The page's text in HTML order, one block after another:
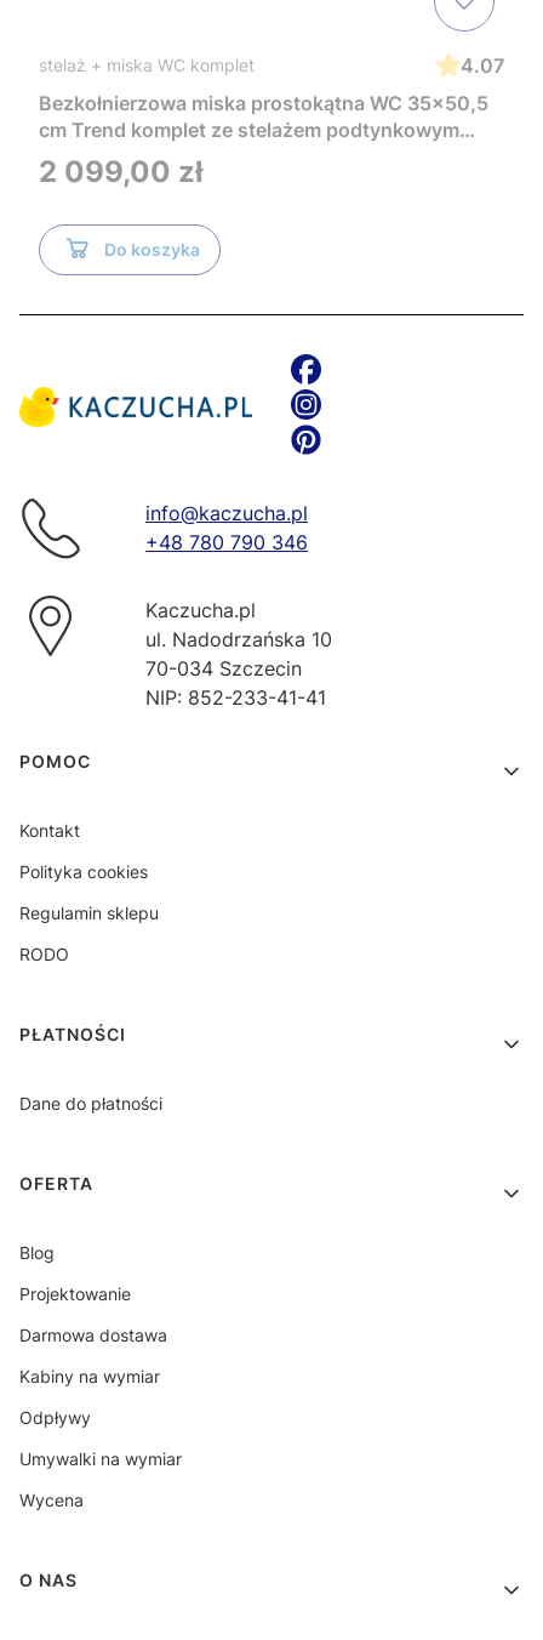
stelaż + miska WC komplet
4.07
Bezkołnierzowa miska prostokątna WC 35x50,5
cm Trend komplet ze stelażem podtynkowym
Tece i czarnym przyciskiem TeceNow
TR2216+Tece
Cena
2 099,00 zł
Do koszyka
info@kaczucha.pl
+48 780 790 346
Kaczucha.pl
ul. Nadodrzańska 10
70-034 Szczecin
NIP: 852-233-41-41
Linki w stopce
POMOC
Kontakt
Polityka cookies
Regulamin sklepu
RODO
PŁATNOŚCI
Dane do płatności
OFERTA
Blog
Projektowanie
Darmowa dostawa
Kabiny na wymiar
Odpływy
Umywalki na wymiar
Wycena
O NAS